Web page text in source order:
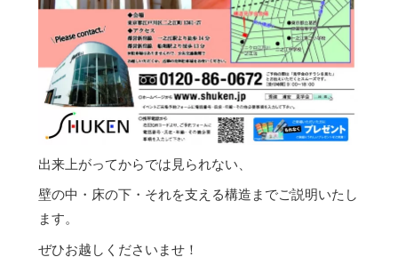
出来上がってからでは見られない、
壁の中・床の下・それを支える構造までご説明いたし
ます。
ぜひお越しくださいませ！